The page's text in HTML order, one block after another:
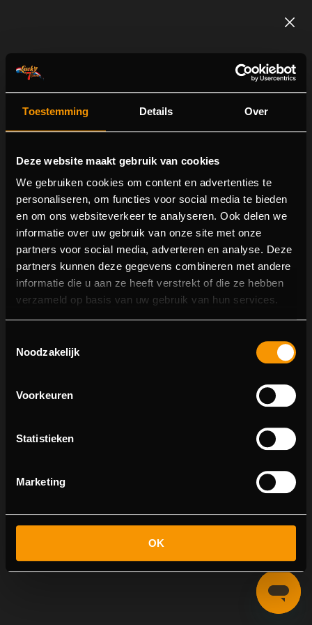
Toestemming Details Over
Deze website maakt gebruik van cookies
We gebruiken cookies om content en advertenties te
personaliseren, om functies voor social media te bieden
en om ons websiteverkeer te analyseren. Ook delen we
informatie over uw gebruik van onze site met onze
partners voor social media, adverteren en analyse. Deze
partners kunnen deze gegevens combineren met andere
informatie die u aan ze heeft verstrekt of die ze hebben
verzameld op basis van uw gebruik van hun services.
Noodzakelijk
Voorkeuren
Statistieken
Marketing
OK
Monopoly Live